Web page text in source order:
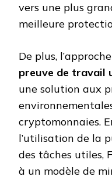
vers une plus
meilleure
De plus,
preuve de travail
une solution aux
cryptomonnaies.
l’utilisation de la
des tâches utiles,
à un modèle de